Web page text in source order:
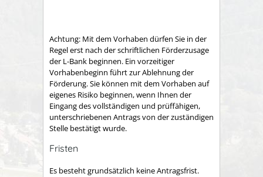
Achtung: Mit dem Vorhaben dürfen Sie in der
Regel erst nach der schriftlichen Förderzusage
der L-Bank beginnen. Ein vorzeitiger
Vorhabenbeginn führt zur Ablehnung der
Förderung. Sie können mit dem Vorhaben auf
eigenes Risiko beginnen, wenn Ihnen der
Eingang des vollständigen und prüffähigen,
unterschriebenen Antrags von der zuständigen
Stelle bestätigt wurde.
Fristen
Es besteht grundsätzlich keine Antragsfrist.